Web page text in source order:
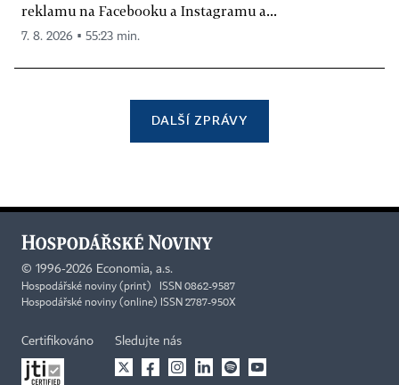
reklamu na Facebooku a Instagramu a...
7. 8. 2026 ▪ 55:23 min.
DALŠÍ ZPRÁVY
© 1996-2026 Economia, a.s.
Hospodářské noviny (print) ISSN 0862-9587
Hospodářské noviny (online) ISSN 2787-950X
Certifikováno Sledujte nás